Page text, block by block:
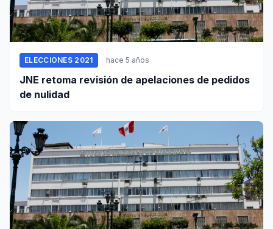
ELECCIONES 2021 hace 5 años
JNE retoma revisión de apelaciones de pedidos
de nulidad